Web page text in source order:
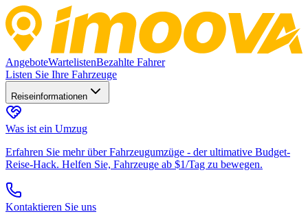
AngeboteWartelistenBezahlte Fahrer
Listen Sie Ihre Fahrzeuge
Reiseinformationen
Was ist ein Umzug
Erfahren Sie mehr über Fahrzeugumzüge - der ultimative Budget-
Reise-Hack. Helfen Sie, Fahrzeuge ab $1/Tag zu bewegen.
Kontaktieren Sie uns